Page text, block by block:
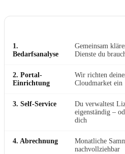
1.
Bedarfsanalyse
Gemeinsam
Dienste du
2. Portal-
Einrichtung
Wir richten
Cloudmarket ein
3. Self-Service
Du verwaltest
eigenständig –
dich
4. Abrechnung
Monatliche
nachvollziehbar